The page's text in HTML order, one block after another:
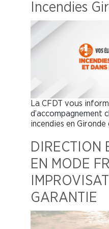
Incendies
La CFDT vous
d’accompagnement
incendies en Gironde
DIRECTION
EN MODE
GARANTIE